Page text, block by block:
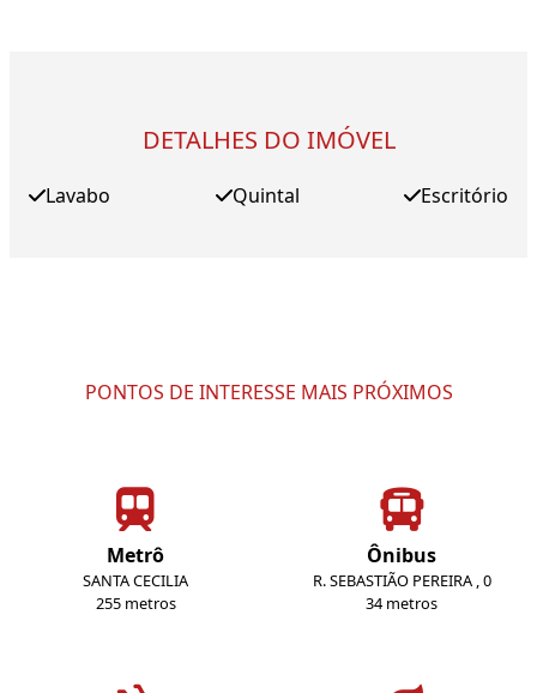
DETALHES DO IMÓVEL
Lavabo Quintal Escritório
PONTOS DE INTERESSE MAIS PRÓXIMOS
Metrô
SANTA CECILIA
255 metros
Ônibus
R. SEBASTIÃO PEREIRA , 0
34 metros